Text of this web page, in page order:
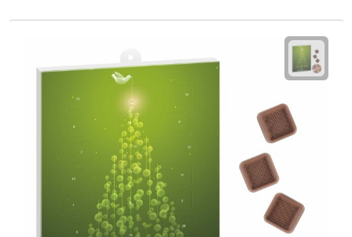
Fietssloten
Fiets reparatiesets
Zadelhoezen
Drinkwaren